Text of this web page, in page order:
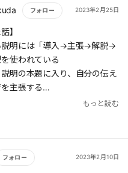
フォロー 2023年2月25日
】
説明には「導入→主張→解説→
使われている
明の本題に入り、自分の伝え
主張する
張について詳しい解説を行い、
と解説は難易度が高いが、そ
求められる
もっと読む
フォロー 2023年2月10日